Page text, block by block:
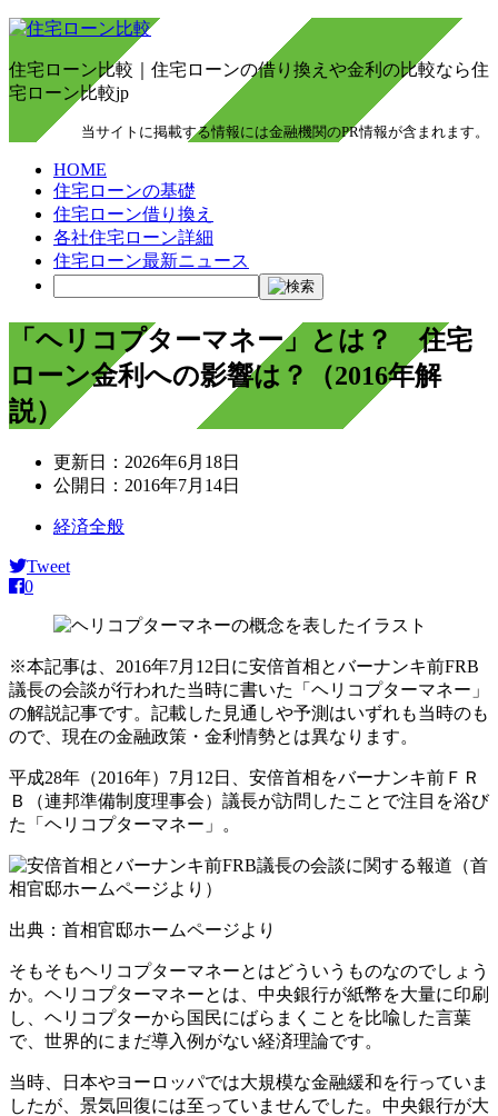
住宅ローン比較｜住宅ローンの借り換えや金利の比較なら住
宅ローン比較jp
当サイトに掲載する情報には金融機関のPR情報が含まれます。
HOME
住宅ローンの基礎
住宅ローン借り換え
各社住宅ローン詳細
住宅ローン最新ニュース
「ヘリコプターマネー」とは？ 住宅
ローン金利への影響は？（2016年解
説）
更新日： 2026年6月18日
公開日： 2016年7月14日
経済全般
Tweet
0
※本記事は、2016年7月12日に安倍首相とバーナンキ前FRB
議長の会談が行われた当時に書いた「ヘリコプターマネー」
の解説記事です。記載した見通しや予測はいずれも当時のも
ので、現在の金融政策・金利情勢とは異なります。
平成28年（2016年）7月12日、安倍首相をバーナンキ前ＦＲ
Ｂ（連邦準備制度理事会）議長が訪問したことで注目を浴び
た「ヘリコプターマネー」。
出典：首相官邸ホームページより
そもそもヘリコプターマネーとはどういうものなのでしょう
か。ヘリコプターマネーとは、中央銀行が紙幣を大量に印刷
し、ヘリコプターから国民にばらまくことを比喩した言葉
で、世界的にまだ導入例がない経済理論です。
当時、日本やヨーロッパでは大規模な金融緩和を行っていま
したが、景気回復には至っていませんでした。中央銀行が大